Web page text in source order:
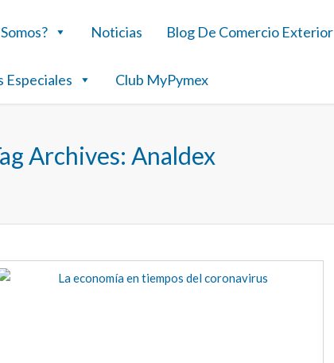
Noticias Blog De Comercio Exterior
Especiales Club MyPymex
Archives: Analdex